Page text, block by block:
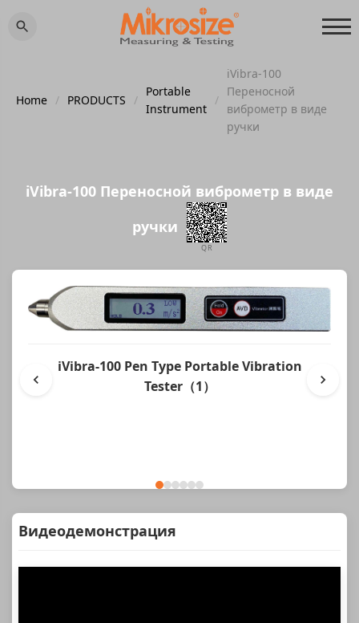
Home / PRODUCTS /
Portable
Instrument
/
iVibra-100
Переносной
виброметр в виде
ручки
iVibra-100 Переносной виброметр в виде
ручки
QR
iVibra-100 Pen Type Portable Vibration
Tester（1）
Видеодемонстрация